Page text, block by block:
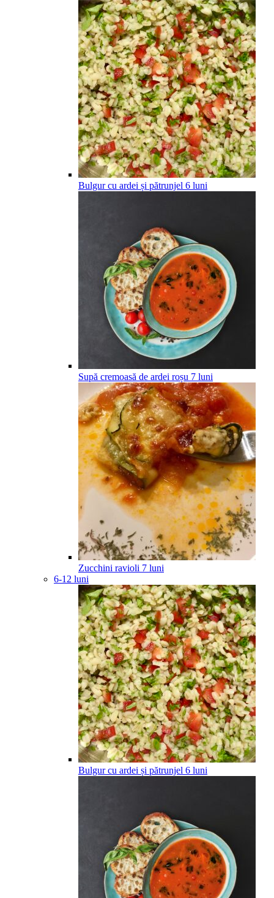
Bulgur cu ardei și pătrunjel 6 luni
Supă cremoasă de ardei roșu 7 luni
Zucchini ravioli 7 luni
6-12 luni
Bulgur cu ardei și pătrunjel 6 luni